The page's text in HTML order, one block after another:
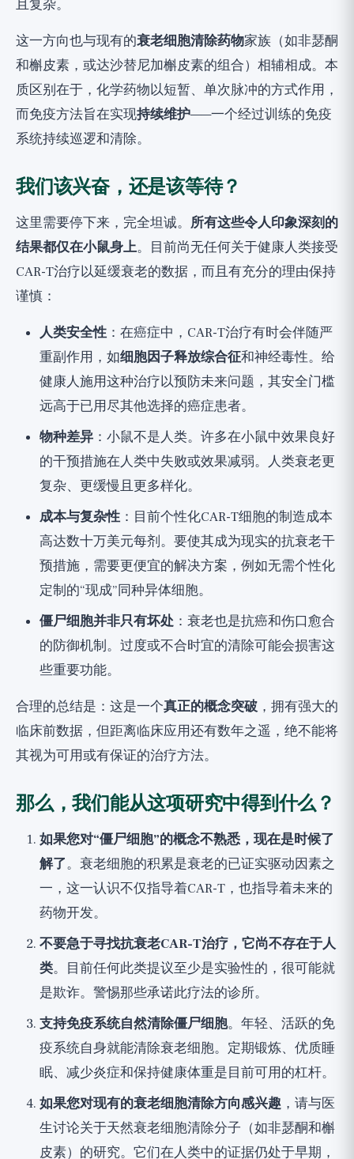
且复杂。
这一方向也与现有的衰老细胞清除药物家族（如非瑟酮
和槲皮素，或达沙替尼加槲皮素的组合）相辅相成。本
质区别在于，化学药物以短暂、单次脉冲的方式作用，
而免疫方法旨在实现持续维护——一个经过训练的免疫
系统持续巡逻和清除。
我们该兴奋，还是该等待？
这里需要停下来，完全坦诚。 所有这些令人印象深刻的
结果都仅在小鼠身上。目前尚无任何关于健康人类接受
CAR-T治疗以延缓衰老的数据，而且有充分的理由保持
谨慎：
人类安全性 ：在癌症中，CAR-T治疗有时会伴随严
重副作用，如细胞因子释放综合征和神经毒性。给
健康人施用这种治疗以预防未来问题，其安全门槛
远高于已用尽其他选择的癌症患者。
物种差异 ：小鼠不是人类。许多在小鼠中效果良好
的干预措施在人类中失败或效果减弱。人类衰老更
复杂、更缓慢且更多样化。
成本与复杂性 ：目前个性化CAR-T细胞的制造成本
高达数十万美元每剂。要使其成为现实的抗衰老干
预措施，需要更便宜的解决方案，例如无需个性化
定制的“现成”同种异体细胞。
僵尸细胞并非只有坏处 ：衰老也是抗癌和伤口愈合
的防御机制。过度或不合时宜的清除可能会损害这
些重要功能。
合理的总结是：这是一个真正的概念突破，拥有强大的
临床前数据，但距离临床应用还有数年之遥，绝不能将
其视为可用或有保证的治疗方法。
那么，我们能从这项研究中得到什么？
如果您对“僵尸细胞”的概念不熟悉，现在是时候了
解了。衰老细胞的积累是衰老的已证实驱动因素之
一，这一认识不仅指导着CAR-T，也指导着未来的
药物开发。
不要急于寻找抗衰老CAR-T治疗，它尚不存在于人
类。目前任何此类提议至少是实验性的，很可能就
是欺诈。警惕那些承诺此疗法的诊所。
支持免疫系统自然清除僵尸细胞。年轻、活跃的免
疫系统自身就能清除衰老细胞。定期锻炼、优质睡
眠、减少炎症和保持健康体重是目前可用的杠杆。
如果您对现有的衰老细胞清除方向感兴趣 ，请与医
生讨论关于天然衰老细胞清除分子（如非瑟酮和槲
皮素）的研究。它们在人类中的证据仍处于早期，